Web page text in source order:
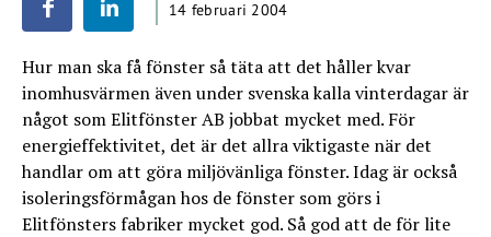
14 februari 2004
Hur man ska få fönster så täta att det håller kvar
inomhusvärmen även under svenska kalla vinterdagar är
något som Elitfönster AB jobbat mycket med. För
energieffektivitet, det är det allra viktigaste när det
handlar om att göra miljövänliga fönster. Idag är också
isoleringsförmågan hos de fönster som görs i
Elitfönsters fabriker mycket god. Så god att de för lite